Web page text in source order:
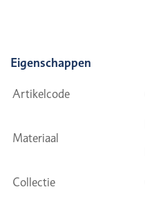
Eigenschappen
Artikelcode
Materiaal
Collectie